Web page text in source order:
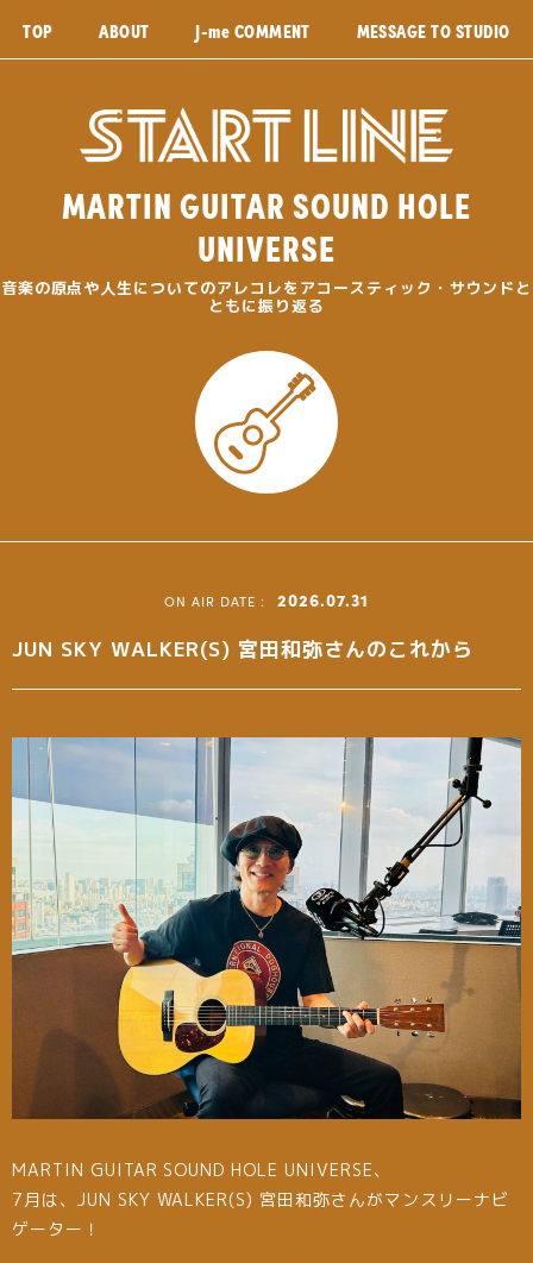
TOP ABOUT J-me COMMENT MESSAGE TO STUDIO
MARTIN GUITAR SOUND HOLE
UNIVERSE
音楽の原点や人生についてのアレコレをアコースティック・サウンドと
ともに振り返る
2026.07.31
JUN SKY WALKER(S) 宮田和弥さんのこれから
MARTIN GUITAR SOUND HOLE UNIVERSE、
7月は、JUN SKY WALKER(S) 宮田和弥さんがマンスリーナビ
ゲーター！